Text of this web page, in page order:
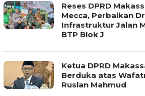
Reses DPRD
Mecca, Perbaikan
Infrastruktur Jalan
BTP Blok J
Ketua DPRD
Berduka atas
Ruslan Mahmud